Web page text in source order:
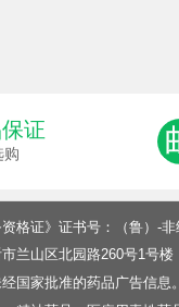
证
购
资格证》证书号：（鲁）-
兰山区北园路260号1号楼
国家批准的药品广告信息。